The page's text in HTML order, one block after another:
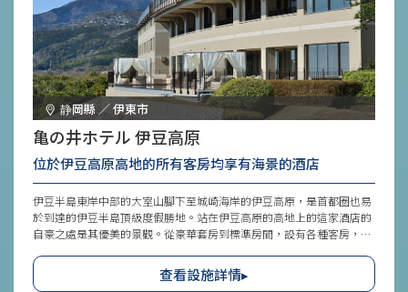
静岡縣 ／ 伊東市
亀の井ホテル 伊豆高原
位於伊豆高原高地的所有客房均享有海景的酒店
伊豆半島東岸中部的大室山腳下至城崎海岸的伊豆高原，是首都圈也易
於到達的伊豆半島頂級度假勝地。站在伊豆高原的高地上的這家酒店的
自豪之處是其優美的景觀。從豪華套房到標準房間，設有各種客房，每
地道的創意和食懷石料理，結合當地海鮮和山珍美食，度過優雅而悠閒
的時光。
查看設施詳情▸